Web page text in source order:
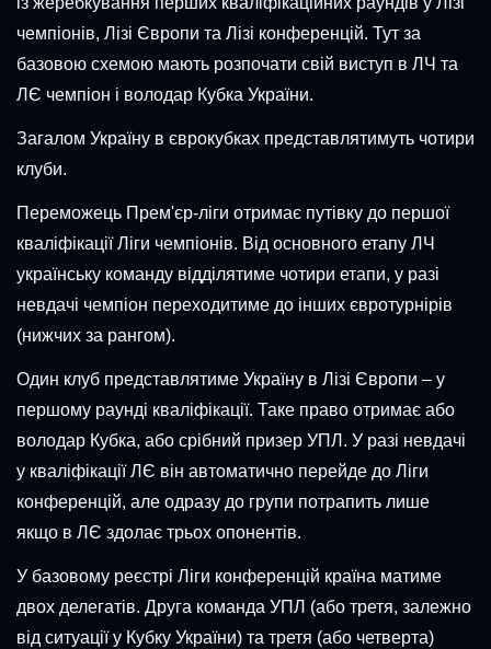
чемпіонів, Лізі Європи та Лізі конференцій. Тут за
базовою схемою мають розпочати свій виступ в ЛЧ та
ЛЄ чемпіон і володар Кубка України.
Загалом Україну в єврокубках представлятимуть чотири
клуби.
Переможець Прем'єр-ліги отримає путівку до першої
кваліфікації Ліги чемпіонів. Від основного етапу ЛЧ
українську команду відділятиме чотири етапи, у разі
невдачі чемпіон переходитиме до інших євротурнірів
(нижчих за рангом).
Один клуб представлятиме Україну в Лізі Європи – у
першому раунді кваліфікації. Таке право отримає або
володар Кубка, або срібний призер УПЛ. У разі невдачі
у кваліфікації ЛЄ він автоматично перейде до Ліги
конференцій, але одразу до групи потрапить лише
якщо в ЛЄ здолає трьох опонентів.
У базовому реєстрі Ліги конференцій країна матиме
двох делегатів. Друга команда УПЛ (або третя, залежно
від ситуації у Кубку України) та третя (або четверта)